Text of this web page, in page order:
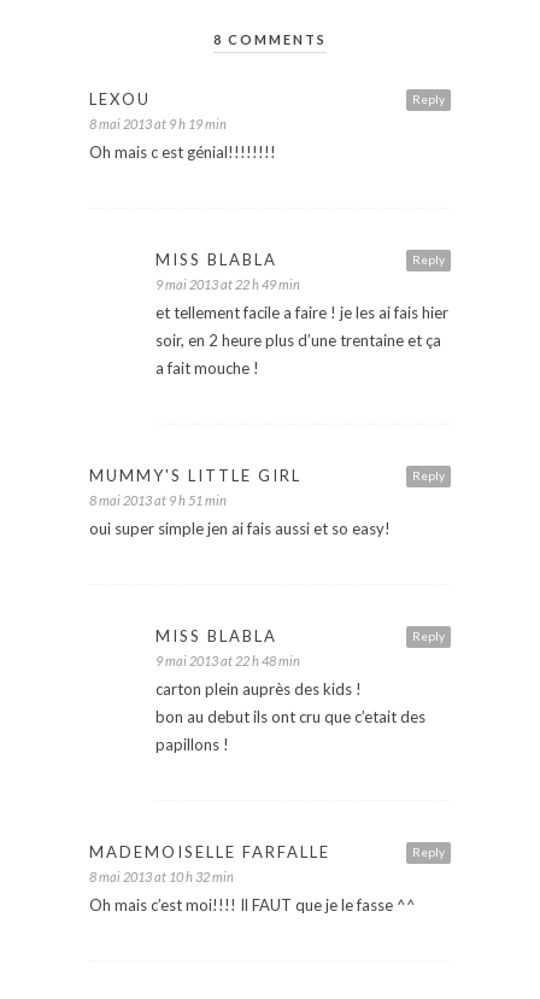
8 COMMENTS
Reply
LEXOU
8 mai 2013 at 9 h 19 min
Oh mais c est génial!!!!!!!!
Reply
MISS BLABLA
9 mai 2013 at 22 h 49 min
et tellement facile a faire ! je les ai fais hier
soir, en 2 heure plus d’une trentaine et ça
a fait mouche !
Reply
MUMMY'S LITTLE GIRL
8 mai 2013 at 9 h 51 min
oui super simple jen ai fais aussi et so easy!
Reply
MISS BLABLA
9 mai 2013 at 22 h 48 min
carton plein auprès des kids !
bon au debut ils ont cru que c’etait des
papillons !
Reply
MADEMOISELLE FARFALLE
8 mai 2013 at 10 h 32 min
Oh mais c’est moi!!!! Il FAUT que je le fasse ^^